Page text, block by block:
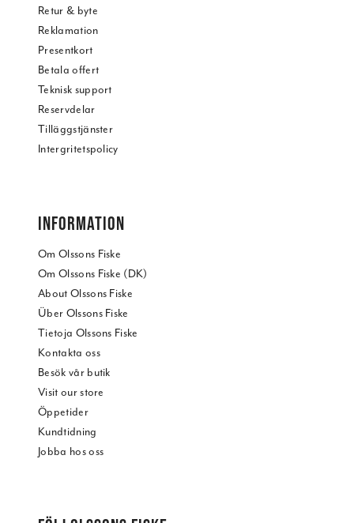
Retur & byte
Reklamation
Presentkort
Betala offert
Teknisk support
Reservdelar
Tilläggstjänster
Intergritetspolicy
INFORMATION
Om Olssons Fiske
Om Olssons Fiske (DK)
About Olssons Fiske
Über Olssons Fiske
Tietoja Olssons Fiske
Kontakta oss
Besök vår butik
Visit our store
Öppetider
Kundtidning
Jobba hos oss